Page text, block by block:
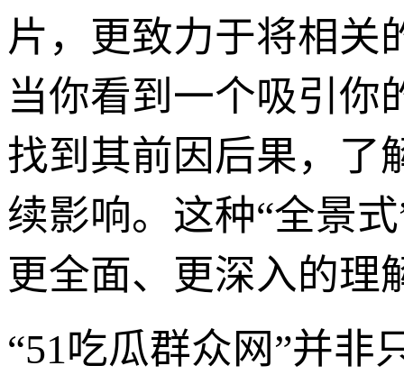
片，更致力于将相关
当你看到一个吸引你
找到其前因后果，了
续影响。这种“全景
更全面、更深入的理
“51吃瓜群众网”并非